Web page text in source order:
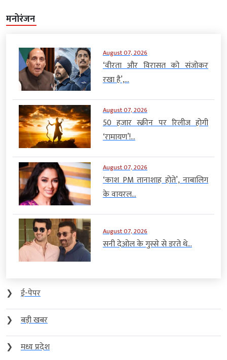
मनोरंजन
August 07, 2026
‘वीरता और विरासत को संजोकर
रखा है’,...
August 07, 2026
50 हजार स्क्रीन पर रिलीज होगी
‘रामायण’!...
August 07, 2026
‘काश PM तानाशाह होते’, नाबालिग
के वायरल...
August 07, 2026
सनी देओल के गुस्से से डरते थे...
❯
ई-पेपर
❯
बड़ी खबर
❯
मध्य प्रदेश